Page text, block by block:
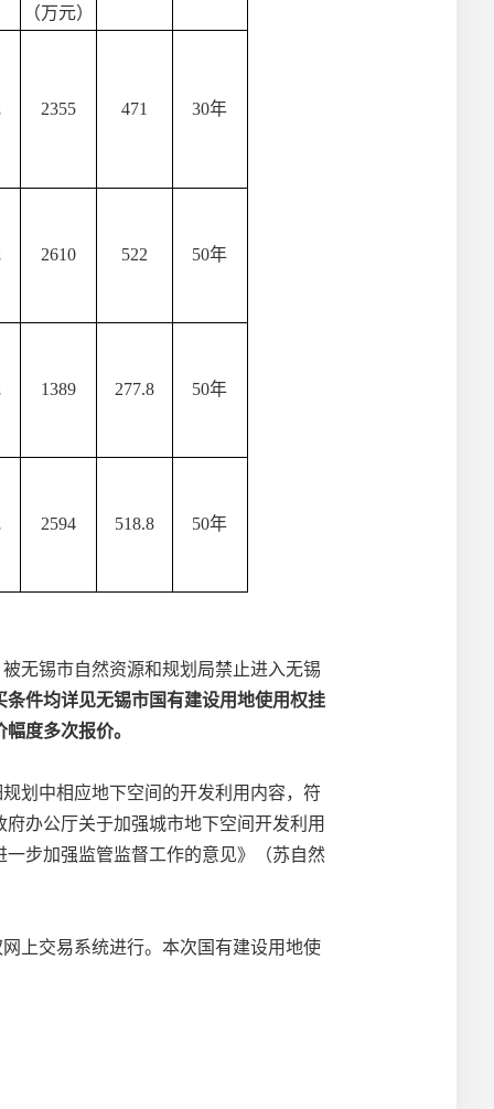
（万元）
2355 471 30年
2610 522 50年
1389 277.8 50年
2594 518.8 50年
无锡市自然资源和规划局禁止进入无锡
条件均详见无锡市国有建设用地使用权挂
度多次报价。
划中相应地下空间的开发利用内容，符
府办公厅关于加强城市地下空间开发利用
步加强监管监督工作的意见》（苏自然
上交易系统进行。本次国有建设用地使